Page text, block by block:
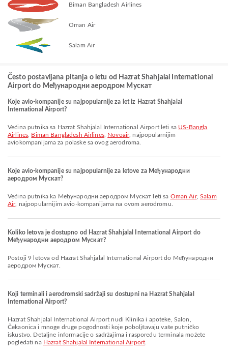
Biman Bangladesh Airlines
Oman Air
Salam Air
Često postavljana pitanja o letu od Hazrat Shahjalal International
Airport do Међународни аеродром Мускат
Koje avio-kompanije su najpopularnije za let iz Hazrat Shahjalal
International Airport?
Većina putnika sa Hazrat Shahjalal International Airport leti sa US-Bangla
Airlines Biman Bangladesh Airlines, Novoair, najpopularnijim
aviokompanijama za polaske sa ovog aerodroma.
Koje avio-kompanije su najpopularnije za letove za Међународни
аеродром Мускат?
Većina putnika ka Међународни аеродром Мускат leti sa Oman Air, Salam
Air, najpopularnijim avio-kompanijama na ovom aerodromu.
Koliko letova je dostupno od Hazrat Shahjalal International Airport do
Међународни аеродром Мускат?
Postoji 9 letova od Hazrat Shahjalal International Airport do Међународни
аеродром Мускат.
Koji terminali i aerodromski sadržaji su dostupni na Hazrat Shahjalal
International Airport?
Hazrat Shahjalal International Airport nudi Klinika i apoteke, Salon,
Čekaonica i mnoge druge pogodnosti koje poboljšavaju vaše putničko
iskustvo. Detaljne informacije o sadržajima i rasporedu terminala možete
pogledati na Hazrat Shahjalal International Airport